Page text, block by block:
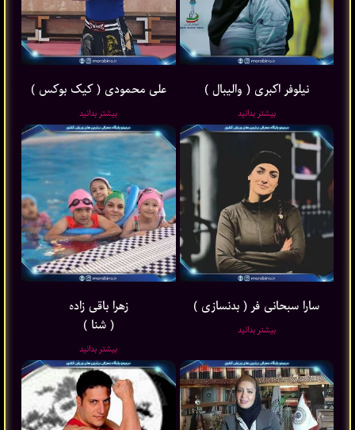
نیلوفر اکبری ( والیبال )
بیشتر بدانید
علی محمودی ( کیک بوکس )
بیشتر بدانید
سارا سبحانی فر ( بدنسازی )
بیشتر بدانید
زهرا باقی ‌زاده
( شنا )
بیشتر بدانید